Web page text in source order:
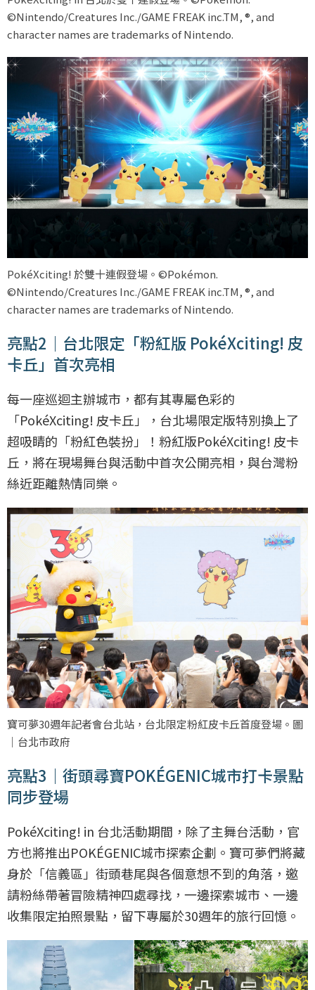
©Nintendo/Creatures Inc./GAME FREAK inc.TM, ®, and
character names are trademarks of Nintendo.
PokéXciting! 於雙十連假登場。©Pokémon.
©Nintendo/Creatures Inc./GAME FREAK inc.TM, ®, and
character names are trademarks of Nintendo.
亮點2｜台北限定「粉紅版 PokéXciting! 皮
卡丘」首次亮相
每一座巡迴主辦城市，都有其專屬色彩的
「PokéXciting! 皮卡丘」，台北場限定版特別換上了
超吸睛的「粉紅色裝扮」！粉紅版PokéXciting! 皮卡
丘，將在現場舞台與活動中首次公開亮相，與台灣粉
絲近距離熱情同樂。
寶可夢30週年記者會台北站，台北限定粉紅皮卡丘首度登場。圖
｜台北市政府
亮點3｜街頭尋寶POKÉGENIC城市打卡景點
同步登場
PokéXciting! in 台北活動期間，除了主舞台活動，官
方也將推出POKÉGENIC城市探索企劃。寶可夢們將藏
身於「信義區」街頭巷尾與各個意想不到的角落，邀
請粉絲帶著冒險精神四處尋找，一邊探索城市、一邊
收集限定拍照景點，留下專屬於30週年的旅行回憶。